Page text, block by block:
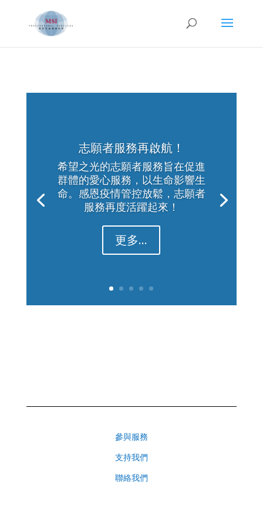
志願者服務再啟航！
希望之光的志願者服務旨在促進
群體的愛心服務，以生命影響生
命。感恩疫情管控放鬆，志願者
服務再度活躍起來！
更多...
參與服務
支持我們
聯絡我們